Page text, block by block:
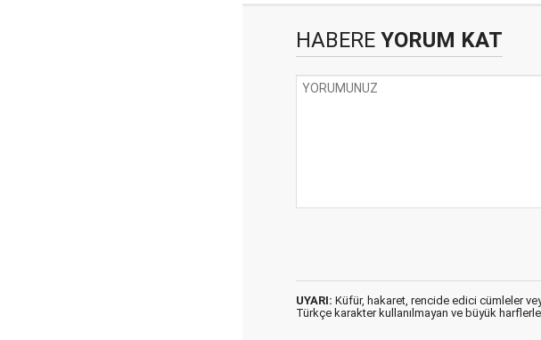
HABEREYORUM KAT
UYARI: Küfür, hakaret, rencide edici cümleler
Türkçe karakter kullanılmayan ve büyük